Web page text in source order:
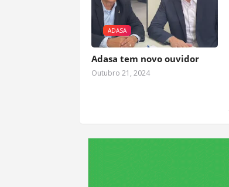
ADASA
Adasa tem novo ouvidor
Outubro 21, 2024